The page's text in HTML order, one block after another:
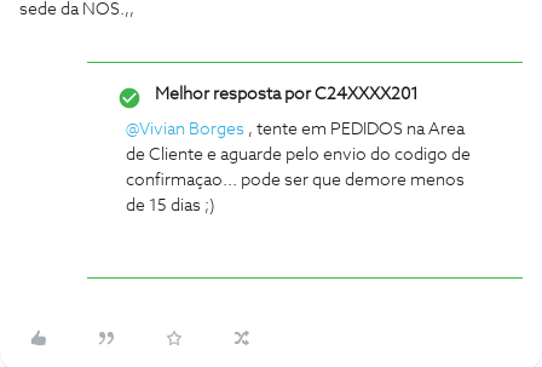
sede da NOS.,,
Melhor resposta porC24XXXX201
@Vivian Borges , tente em PEDIDOS na Area
de Cliente e aguarde pelo envio do codigo de
confirmaçao... pode ser que demore menos
de 15 dias ;)